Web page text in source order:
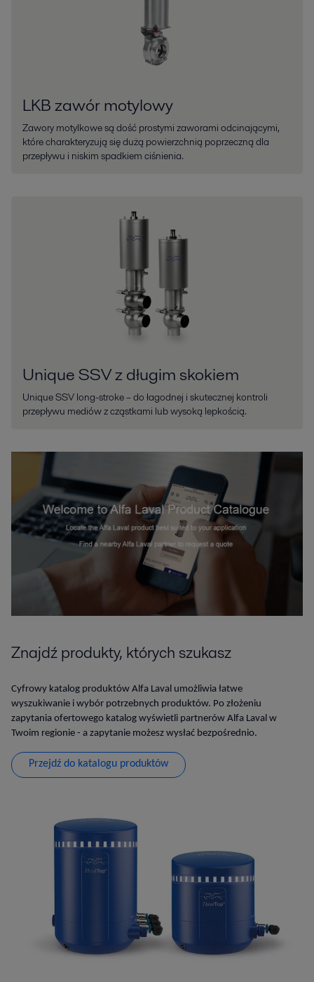
LKB zawór motylowy
Zawory motylkowe są dość prostymi zaworami odcinającymi,
które charakteryzują się dużą powierzchnią poprzeczną dla
przepływu i niskim spadkiem ciśnienia.
Unique SSV z długim skokiem
Unique SSV long-stroke – do łagodnej i skutecznej kontroli
przepływu mediów z cząstkami lub wysoką lepkością.
Znajdź produkty, których szukasz
Cyfrowy katalog produktów Alfa Laval umożliwia łatwe
wyszukiwanie i wybór potrzebnych produktów. Po złożeniu
zapytania ofertowego katalog wyświetli partnerów Alfa Laval w
Twoim regionie - a zapytanie możesz wysłać bezpośrednio.
Przejdź do katalogu produktów